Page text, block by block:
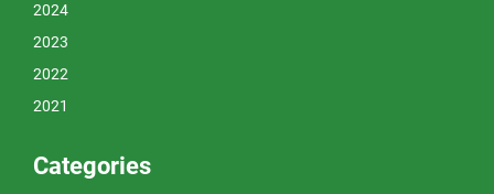
2024
2023
2022
2021
Categories